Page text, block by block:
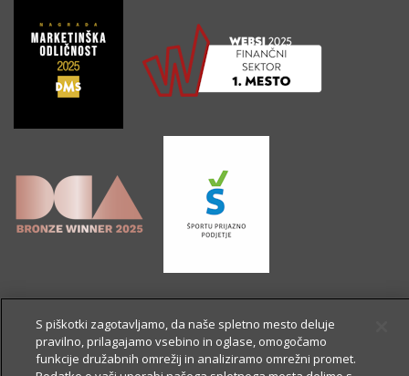
S piškotki zagotavljamo, da naše spletno mesto deluje
pravilno, prilagajamo vsebino in oglase, omogočamo
funkcije družabnih omrežij in analiziramo omrežni promet.